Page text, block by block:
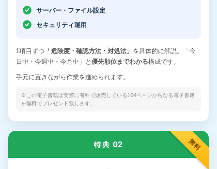
サーバー・ファイル設定
セキュリティ運用
1項目ずつ 「危険度・確認方法・対処法」 を具体的に解説。「今
日中・今週中・今月中」と 優先順位までわかる構成です。
手元に置きながら作業を進められます。
※この電子書籍は実際に有料で販売している164ページからなる電子書籍
を無料でプレゼント致します。
特典 02
無料